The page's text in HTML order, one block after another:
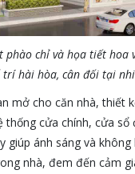
phào chỉ và họa tiết hoa
trí hài hòa, cân đối tại
mở cho căn nhà, thiết
thống cửa chính, cửa sổ
giúp ánh sáng và
nhà, đem đến cảm